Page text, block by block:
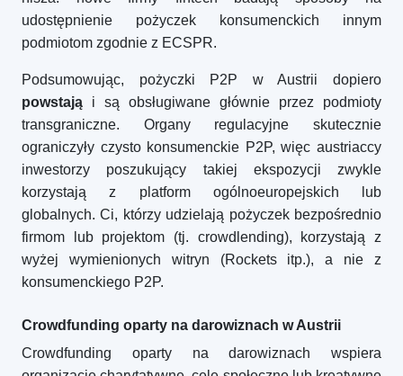
udostępnienie pożyczek konsumenckich innym
podmiotom zgodnie z ECSPR.
Podsumowując, pożyczki P2P w Austrii dopiero
powstają i są obsługiwane głównie przez podmioty
transgraniczne. Organy regulacyjne skutecznie
ograniczyły czysto konsumenckie P2P, więc austriaccy
inwestorzy poszukujący takiej ekspozycji zwykle
korzystają z platform ogólnoeuropejskich lub
globalnych. Ci, którzy udzielają pożyczek bezpośrednio
firmom lub projektom (tj. crowdlending), korzystają z
wyżej wymienionych witryn (Rockets itp.), a nie z
konsumenckiego P2P.
Crowdfunding oparty na darowiznach w Austrii
Crowdfunding oparty na darowiznach wspiera